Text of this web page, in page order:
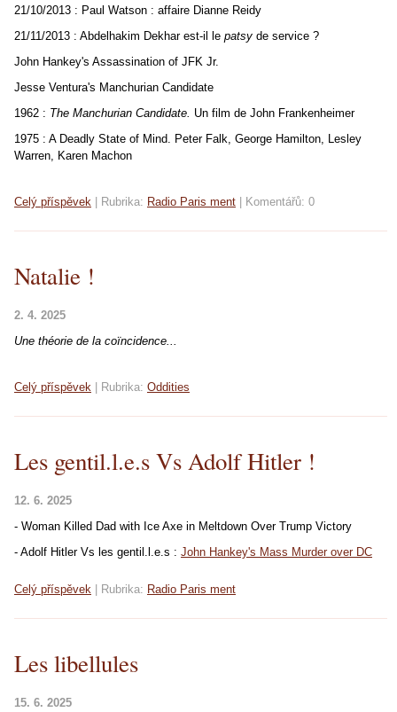
21/10/2013 : Paul Watson : affaire Dianne Reidy
21/11/2013 : Abdelhakim Dekhar est-il le patsy de service ?
John Hankey's Assassination of JFK Jr.
Jesse Ventura's Manchurian Candidate
1962 : The Manchurian Candidate. Un film de John Frankenheimer
1975 : A Deadly State of Mind. Peter Falk, George Hamilton, Lesley
Warren, Karen Machon
Celý příspěvek Rubrika: Radio Paris ment Komentářů: 0
Natalie !
2. 4. 2025
Une théorie de la coïncidence...
Celý příspěvek Rubrika: Oddities
Les gentil.l.e.s Vs Adolf Hitler !
12. 6. 2025
- Woman Killed Dad with Ice Axe in Meltdown Over Trump Victory
- Adolf Hitler Vs les gentil.l.e.s : John Hankey's Mass Murder over DC
Celý příspěvek Rubrika: Radio Paris ment
Les libellules
15. 6. 2025